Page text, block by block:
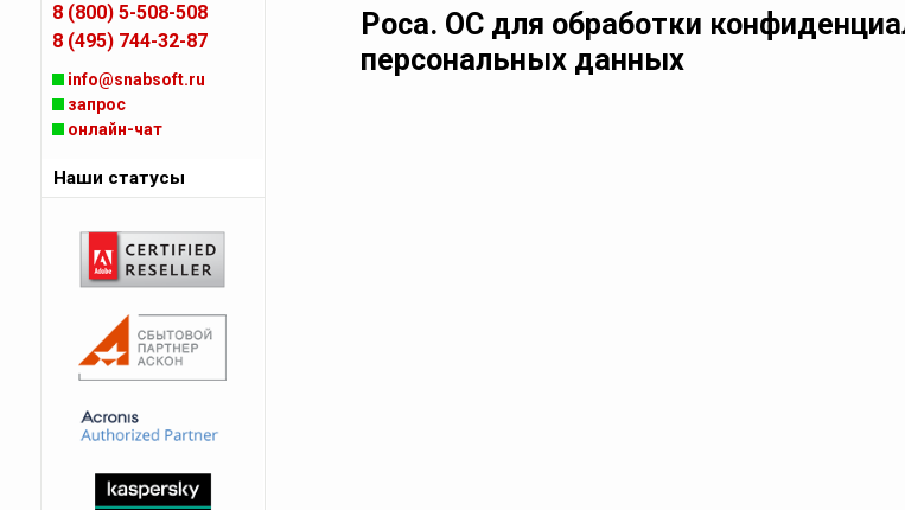
Роса. ОС для обработки
персональных данных
8 (800) 5-508-508
8 (495) 744-32-87
info@snabsoft.ru
запрос
онлайн-чат
Наши статусы